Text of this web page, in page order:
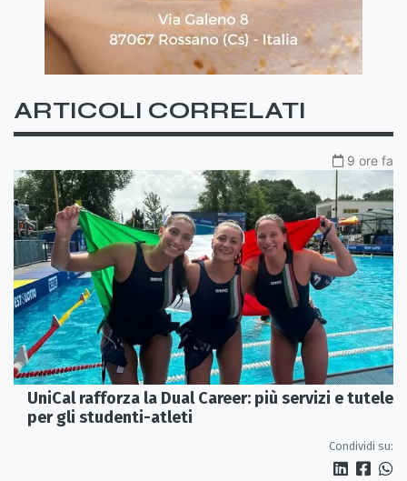
ARTICOLI CORRELATI
9 ore fa
UniCal rafforza la Dual Career: più servizi e tutele
per gli studenti-atleti
Condividi su: